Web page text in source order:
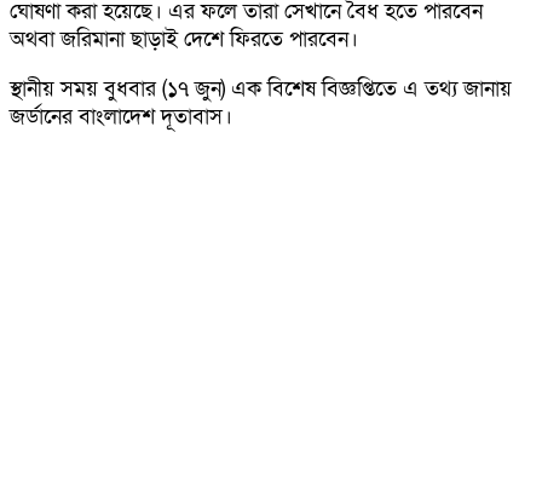
ঘোষণা করা হয়েছে। এর ফলে তারা সেখানে বৈধ হতে পারবেন
অথবা জরিমানা ছাড়াই দেশে ফিরতে পারবেন।
স্থানীয় সময় বুধবার (১৭ জুন) এক বিশেষ বিজ্ঞপ্তিতে এ তথ্য জানায়
জর্ডানের বাংলাদেশ দূতাবাস।